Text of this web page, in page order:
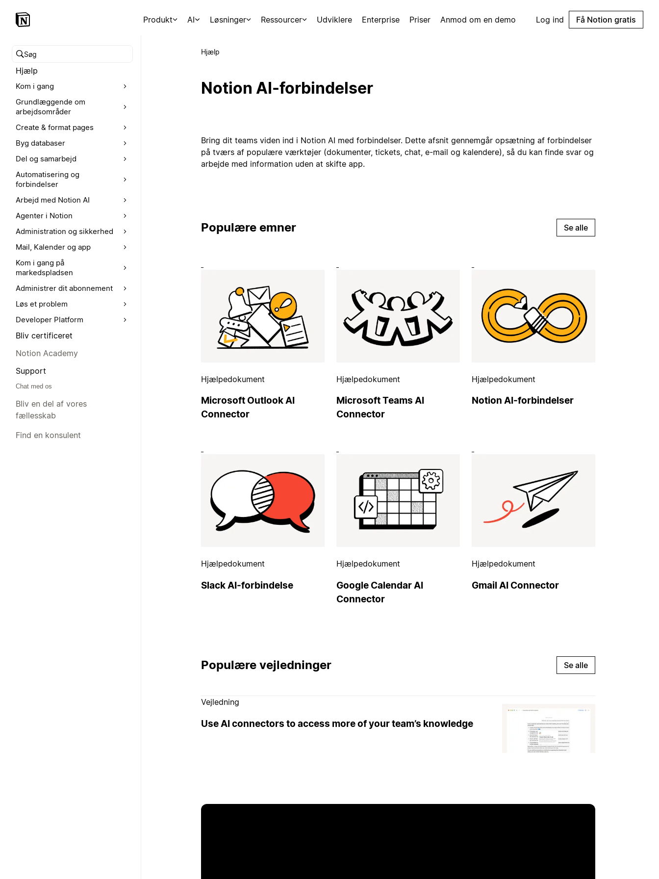
Produkt AI Løsninger Ressourcer Udviklere Enterprise Priser Anmod om en demo Log ind Få Notion gratis
Søg i hjælpecenteret
Hjælp
Kom i gang
Grundlæggende om
arbejdsområder
Create & format pages
Byg databaser
Del og samarbejd
Automatisering og
forbindelser
Arbejd med Notion AI
Agenter i Notion
Administration og sikkerhed
Mail, Kalender og app
Kom i gang på
markedspladsen
Administrer dit abonnement
Løs et problem
Developer Platform
Bliv certificeret
Notion Academy
Support
Chat med os
Bliv en del af vores
fællesskab
Find en konsulent
Hjælp
Notion AI-forbindelser
Bring dit teams viden ind i Notion AI med forbindelser. Dette afsnit gennemgår opsætning af forbindelser
på tværs af populære værktøjer (dokumenter, tickets, chat, e-mail og kalendere), så du kan finde svar og
arbejde med information uden at skifte app.
Populære emner Se alle
Hjælpedokument
Microsoft Outlook AI
Connector
Hjælpedokument
Microsoft Teams AI
Connector
Hjælpedokument
Notion AI-forbindelser
Hjælpedokument
Slack AI-forbindelse
Hjælpedokument
Google Calendar AI
Connector
Hjælpedokument
Gmail AI Connector
Populære vejledninger Se alle
Vejledning
Use AI connectors to access more of your team’s knowledge